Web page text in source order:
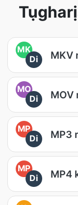
MK
Di
MKV
MO
Di
MOV
MP
Di
MP3
MP
Di
MP4